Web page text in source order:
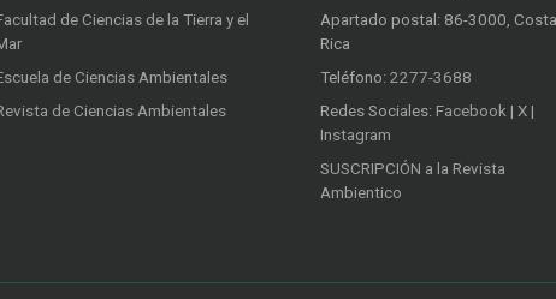
de Ciencias de la Tierra y el
de Ciencias Ambientales
de Ciencias Ambientales
Apartado postal: 86-3000, Costa
Rica
Teléfono: 2277-3688
Redes Sociales: Facebook | X |
Instagram
SUSCRIPCIÓN a la Revista
Ambientico